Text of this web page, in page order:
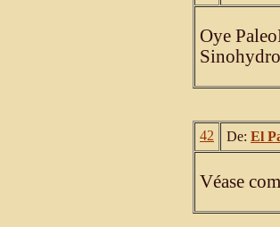
Oye
42 De: El
Véase